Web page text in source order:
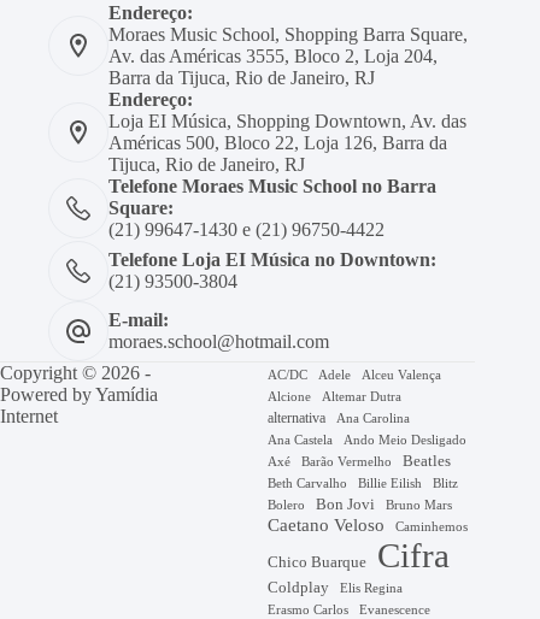
Endereço:
Moraes Music School, Shopping Barra Square,
Av. das Américas 3555, Bloco 2, Loja 204,
Barra da Tijuca, Rio de Janeiro, RJ
Endereço:
Loja EI Música, Shopping Downtown, Av. das
Américas 500, Bloco 22, Loja 126, Barra da
Tijuca, Rio de Janeiro, RJ
Telefone Moraes Music School no Barra
Square:
(21) 99647-1430 e (21) 96750-4422
Telefone Loja EI Música no Downtown:
(21) 93500-3804
E-mail:
moraes.school@hotmail.com
Copyright © 2026 -
Powered byYamídia
Internet
AC/DC Adele
Alceu Valença
Alcione
Altemar Dutra
alternativa
Ana Carolina
Ana Castela
Ando Meio Desligado
Axé Barão Vermelho Beatles
Beth Carvalho Billie Eilish
Blitz
Bolero
Bon Jovi Bruno Mars
Caetano Veloso Caminhemos
Chico Buarque Cifra
Coldplay
Elis Regina
Erasmo Carlos
Evanescence